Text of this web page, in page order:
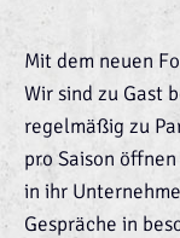
Mit dem neuen
Wir sind zu Gast
regelmäßig zu
pro Saison
in ihr
Gespräche in